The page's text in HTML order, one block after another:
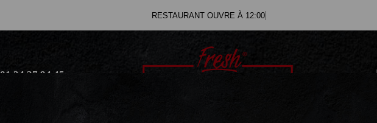
RESTAURANT OUVR
01.34.37.94.45